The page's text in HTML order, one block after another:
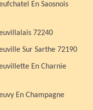
En Saosnois
72240
Sur Sarthe 72190
En Charnie
En Champagne